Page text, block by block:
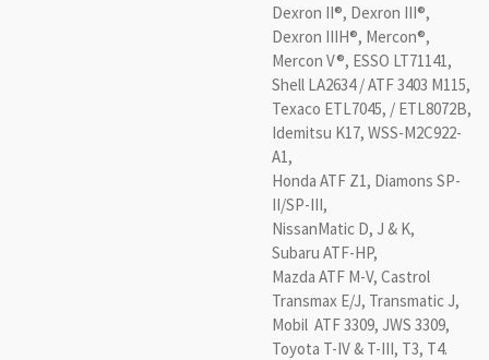
Dexron II®, Dexron III®,
Dexron IIIH®, Mercon®,
Mercon V®, ESSO LT71141,
Shell LA2634 / ATF 3403 M115,
Texaco ETL7045, / ETL8072B,
Idemitsu K17, WSS-M2C922-
A1,
Honda ATF Z1, Diamons SP-
II/SP-III,
NissanMatic D, J & K,
Subaru ATF-HP,
Mazda ATF M-V, Castrol
Transmax E/J, Transmatic J,
Mobil ATF 3309, JWS 3309,
Toyota T-IV & T-III, T3, T4.